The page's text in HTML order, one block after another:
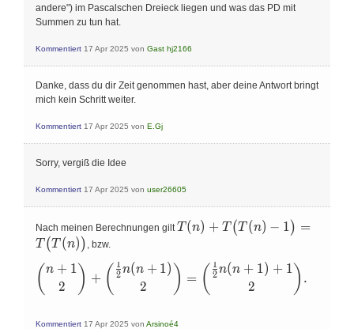
andere") im Pascalschen Dreieck liegen und was das PD mit
Summen zu tun hat.
Kommentiert 17 Apr 2025 von Gast hj2166
Danke, dass du dir Zeit genommen hast, aber deine Antwort bringt
mich kein Schritt weiter.
Kommentiert 17 Apr 2025 von E.Gj
Sorry, vergiß die Idee
Kommentiert 17 Apr 2025 von user26605
Nach meinen Berechnungen gilt T(n)+T\big(T(n)-
T (n) + T (T (n) − 1) =
T (T (n) ) , bzw.
( 2
n + 1 ) + ( 2
2
1 n(n + 1) ) = ( 2
2
1 n(n + 1) + 1 ) .
Kommentiert 17 Apr 2025 von Arsinoé4